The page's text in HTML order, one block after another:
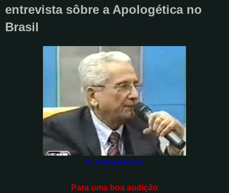
entrevista sôbre a Apologética no
Brasil
Pr. Natanael Rinaldi
Para uma boa audição